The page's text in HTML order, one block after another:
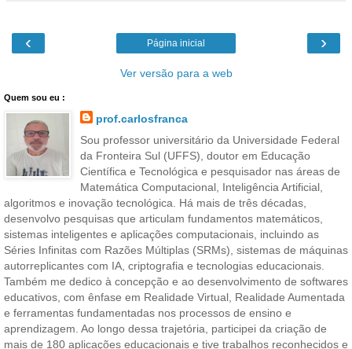
‹ ›
Página inicial
Ver versão para a web
Quem sou eu :
prof.carlosfranca
Sou professor universitário da Universidade Federal
da Fronteira Sul (UFFS), doutor em Educação
Científica e Tecnológica e pesquisador nas áreas de
Matemática Computacional, Inteligência Artificial,
algoritmos e inovação tecnológica. Há mais de três décadas,
desenvolvo pesquisas que articulam fundamentos matemáticos,
sistemas inteligentes e aplicações computacionais, incluindo as
Séries Infinitas com Razões Múltiplas (SRMs), sistemas de máquinas
autorreplicantes com IA, criptografia e tecnologias educacionais.
Também me dedico à concepção e ao desenvolvimento de softwares
educativos, com ênfase em Realidade Virtual, Realidade Aumentada
e ferramentas fundamentadas nos processos de ensino e
aprendizagem. Ao longo dessa trajetória, participei da criação de
mais de 180 aplicações educacionais e tive trabalhos reconhecidos e